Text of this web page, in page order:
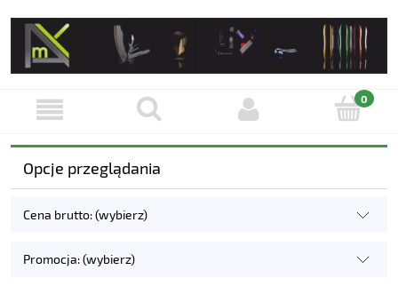
Opcje przeglądania
Cena brutto: (wybierz)
Promocja: (wybierz)